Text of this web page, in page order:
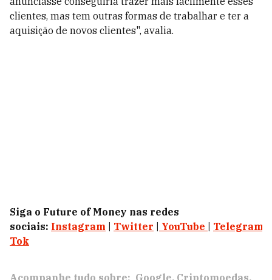
clientes, mas tem outras formas de trabalhar e ter a
aquisição de novos clientes", avalia.
Siga o Future of Money nas redes
sociais: Instagram Twitter YouTube Telegram
Tok
Acompanhe tudo sobre: Google Criptomoedas